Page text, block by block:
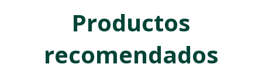
Productos
recomendados